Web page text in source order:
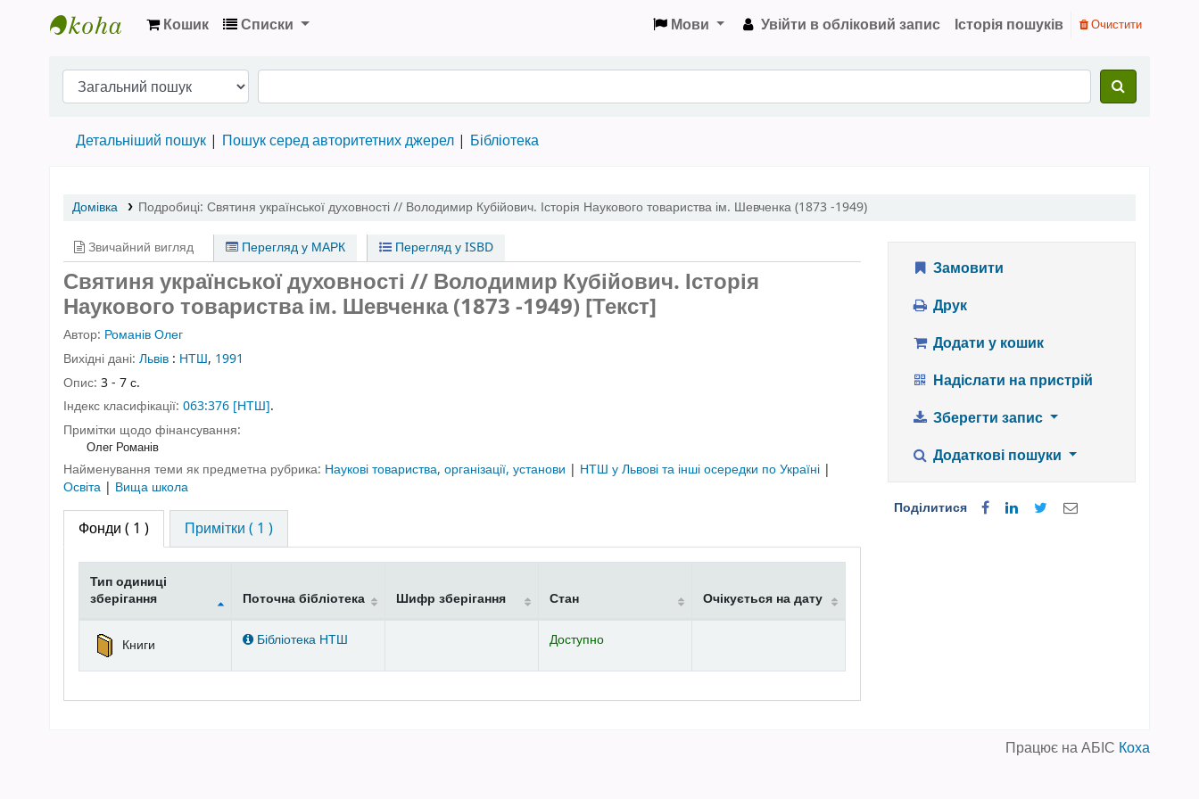
Кошик Списки Мови Увійти в обліковий запис Історія пошуків Очистити
Детальніший пошук Пошук серед авторитетних джерел Бібліотека
Домівка Подробиці: Святиня української духовності // Володимир Кубійович. Історія Наукового товариства ім. Шевченка (1873 -1949)
Звичайний вигляд Перегляд у МАРК Перегляд у ISBD
Святиня української духовності // Володимир Кубійович. Історія
Наукового товариства ім. Шевченка (1873 -1949) [Текст]
Автор: Романів Олег
Вихідні дані: Львів : НТШ, 1991
Опис: 3 - 7 с.
Індекс класифікації: 063:376 [НТШ].
Примітки щодо фінансування:
Олег Романів
Найменування теми як предметна рубрика: Наукові товариства, організації, установи | НТШ у Львові та інші осередки по Україні |
Освіта | Вища школа
Фонди ( 1 ) Примітки ( 1 )
Фонди
Тип одиниці
зберігання
Поточна бібліотека Шифр зберігання Стан Очікується на дату
Книги Бібліотека НТШ Доступно
Замовити
Друк
Додати у кошик
Надіслати на пристрій
Зберегти запис
Додаткові пошуки
Поділитися
Працює на АБІС Коха